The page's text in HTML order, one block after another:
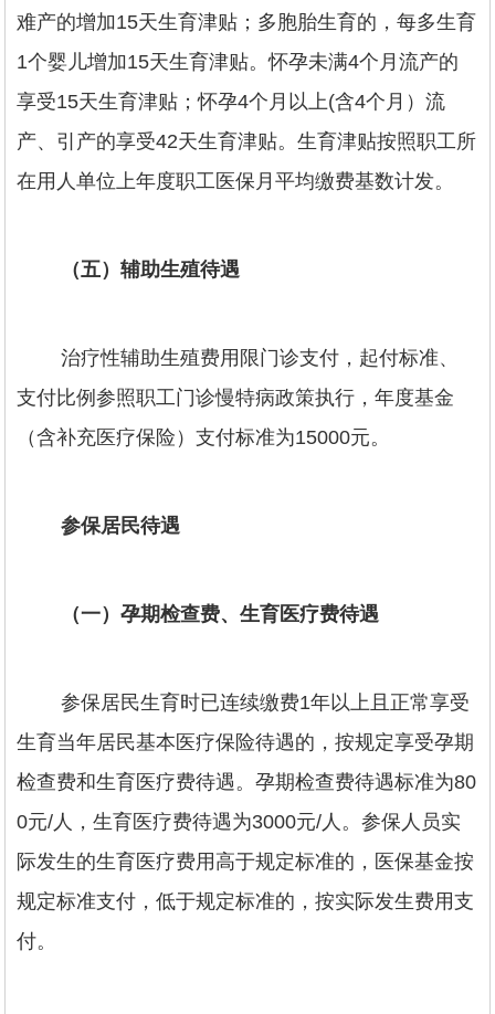
难产的增加15天生育津贴；多胞胎生育的，每多生育
1个婴儿增加15天生育津贴。怀孕未满4个月流产的
享受15天生育津贴；怀孕4个月以上(含4个月）流
产、引产的享受42天生育津贴。生育津贴按照职工所
在用人单位上年度职工医保月平均缴费基数计发。
（五）辅助生殖待遇
治疗性辅助生殖费用限门诊支付，起付标准、
支付比例参照职工门诊慢特病政策执行，年度基金
（含补充医疗保险）支付标准为15000元。
参保居民待遇
（一）孕期检查费、生育医疗费待遇
参保居民生育时已连续缴费1年以上且正常享受
生育当年居民基本医疗保险待遇的，按规定享受孕期
检查费和生育医疗费待遇。孕期检查费待遇标准为80
0元/人，生育医疗费待遇为3000元/人。参保人员实
际发生的生育医疗费用高于规定标准的，医保基金按
规定标准支付，低于规定标准的，按实际发生费用支
付。